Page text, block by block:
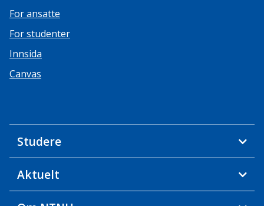
For ansatte
For studenter
Innsida
Canvas
Studere
Aktuelt